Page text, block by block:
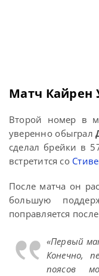
Матч Кайрен
Второй номер в
уверенно обыграл
сделал брейки в
встретится со
После матча он
большую
поправляется
«Первый
Конечно,
поясов